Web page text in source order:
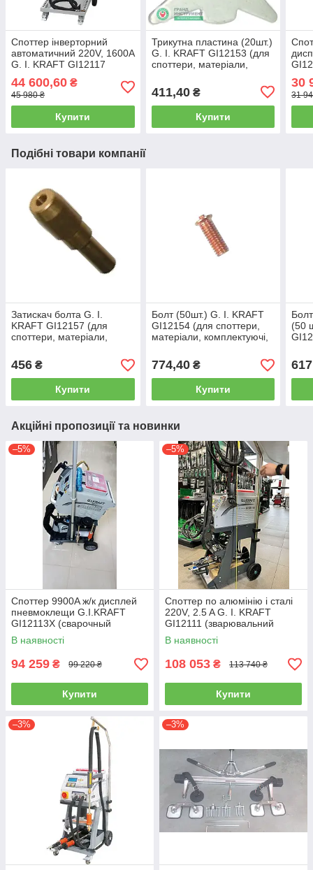
Споттер інверторний
автоматичний 220V, 1600A
G. I. KRAFT GI12117
44 600,60 ₴
45 980 ₴
Купити
Трикутна пластина (20шт.)
G. I. KRAFT GI12153 (для
споттери, матеріали,
411,40₴
Купити
30
31
Подібні товари компанії
Затискач болта G. I.
KRAFT GI12157 (для
споттери, матеріали,
456 ₴
Купити
Болт (50шт.) G. I. KRAFT
GI12154 (для споттери,
матеріали, комплектуючі,
774,40₴
Купити
(50
Акційні пропозиції та новинки
–5%
Споттер 9900A ж/к дисплей
пневмоклещи G.I.KRAFT
GI12113X (сварочный
аппарат, для рихтовки
металла, для сварки)
В наявності
94 259 ₴ 99 220 ₴
Купити
–5%
Споттер по алюмінію і сталі
220V, 2.5 A G. I. KRAFT
GI12111 (зварювальний
апарат, для рихтування
металу)
В наявності
108 053 ₴ 113 740 ₴
Купити
–3% –3%